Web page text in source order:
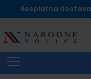
Besplatna